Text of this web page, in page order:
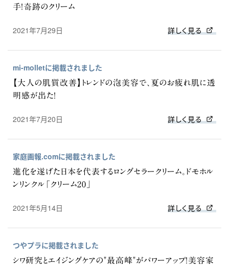
手！奇跡のクリーム
2021年7月29日 詳しく見る
mi-molletに掲載されました
【大人の肌質改善】トレンドの泡美容で、夏のお疲れ肌に透
明感が出た！
2021年7月20日 詳しく見る
家庭画報.comに掲載されました
進化を遂げた日本を代表するロングセラークリーム。ドモホル
ンリンクル「クリーム20」
2021年5月14日 詳しく見る
つやプラに掲載されました
シワ研究とエイジングケアの"最高峰"がパワーアップ！美容家